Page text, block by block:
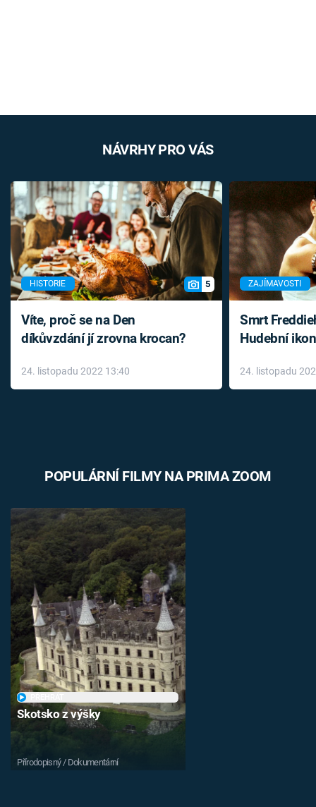
NÁVRHY PRO VÁS
HISTORIE 5
Víte, proč se na Den
díkůvzdání jí zrovna krocan?
24. listopadu 2022 13:40
ZAJÍMAVOSTI
Smrt
Hudební
léky
24. listopadu
POPULÁRNÍ FILMY NA PRIMA ZOOM
Skotsko z výšky
Přírodopisný / Dokumentární